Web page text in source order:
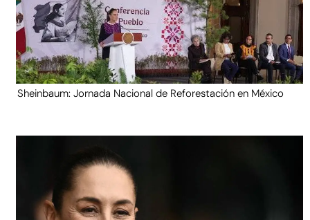
Sheinbaum: Jornada Nacional de Reforestación en México